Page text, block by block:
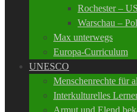
Rochester –
Warschau –
Max unterwegs
Europa-Curriculum
UNESCO
Menschenrechte für
Interkulturelles
Armut und Elend